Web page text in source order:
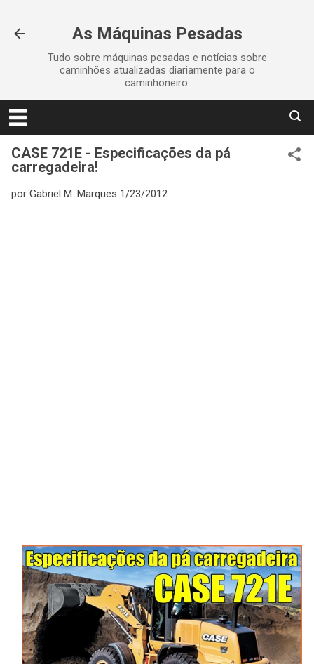
As Máquinas Pesadas
Tudo sobre máquinas pesadas e notícias sobre
caminhões atualizadas diariamente para o
caminhoneiro.
CASE 721E - Especificações da pá
carregadeira!
por Gabriel M. Marques 1/23/2012